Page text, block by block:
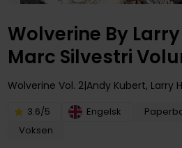
Wolverine By
Marc Silvestri
Wolverine Vol. 2 Andy Kubert, Larry
3.6/5 Engelsk
Voksen